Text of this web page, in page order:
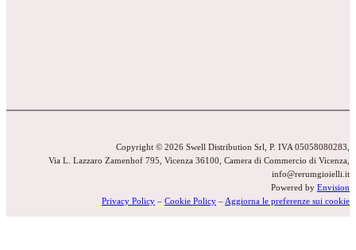
Copyright © 2026 Swell Distribution Srl, P. IVA 05058080283,
Via L. Lazzaro Zamenhof 795, Vicenza 36100, Camera di Commercio di Vicenza,
info@rerumgioielli.it
Powered by Envision
Privacy Policy – Cookie Policy – Aggiorna le preferenze sui cookie